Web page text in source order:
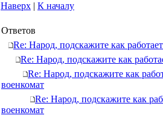
Наверх | К началу
Ответов
Re: Народ, подскажите как
Re: Народ, подскажите как
Re: Народ, подскажите как
военкомат
Re: Народ, подскажите как
военкомат